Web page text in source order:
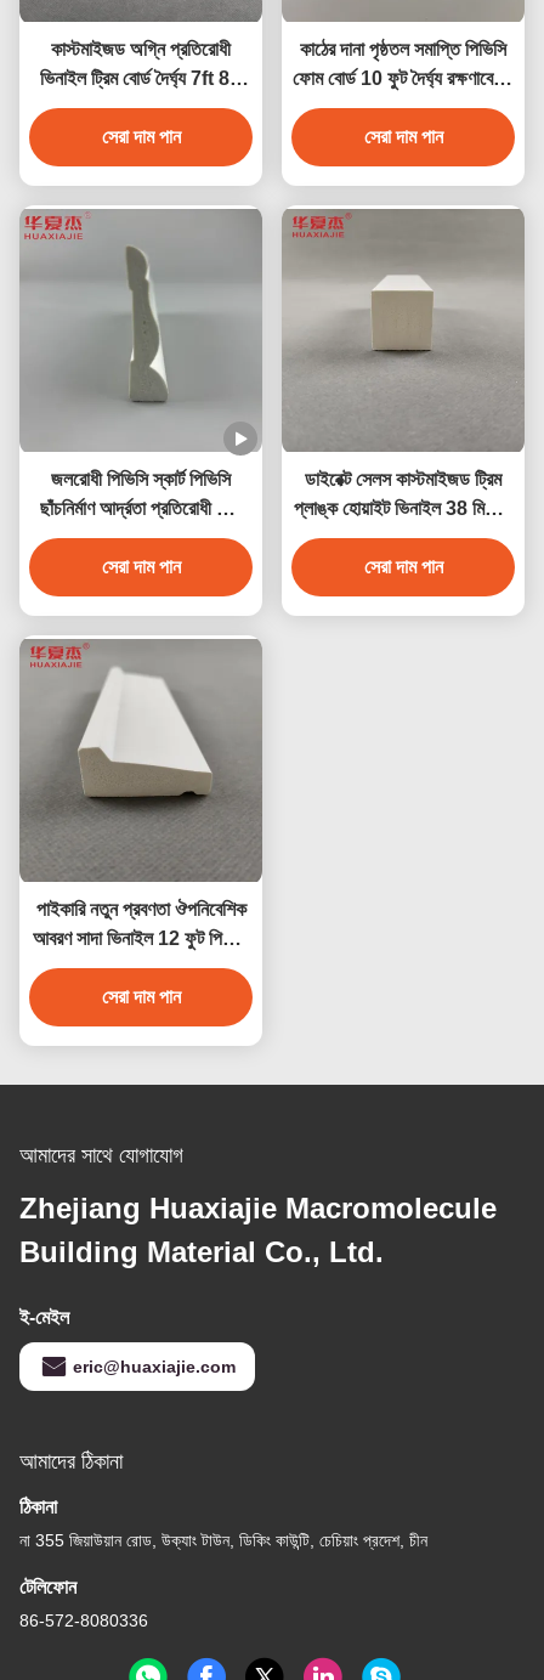
কাস্টমাইজড অগ্নি প্রতিরোধী
ভিনাইল ট্রিম বোর্ড দৈর্ঘ্য 7ft 8ft
10ft 12ft
সেরা দাম পান
কাঠের দানা পৃষ্ঠতল সমাপ্তি পিভিসি
ফোম বোর্ড 10 ফুট দৈর্ঘ্য রক্ষণাবেক্ষণ
বিনামূল্যে
সেরা দাম পান
জলরোধী পিভিসি স্কার্ট পিভিসি
ছাঁচনির্মাণ আর্দ্রতা প্রতিরোধী হোম
সজ্জা
সেরা দাম পান
ডাইরেক্ট সেলস কাস্টমাইজড ট্রিম
প্লাঙ্ক হোয়াইট ভিনাইল 38 মিমি x
39 মিমি পিভিসি মোল্ডিং ডেকোরেশন
প্রোফাইল ইনডোর/আউটডোর
সেরা দাম পান
পাইকারি নতুন প্রবণতা ঔপনিবেশিক
আবরণ সাদা ভিনাইল 12 ফুট পিভিসি
স্কার্টিং বোর্ড পিভিসি বেসবোর্ড
আলংকারিক উপাদান
সেরা দাম পান
আমাদের সাথে যোগাযোগ
Zhejiang Huaxiajie Macromolecule
Building Material Co., Ltd.
ই-মেইল
eric@huaxiajie.com
আমাদের ঠিকানা
ঠিকানা
না 355 জিয়াউয়ান রোড, উক্যাং টাউন, ডিকিং কাউন্টি, চেচিয়াং প্রদেশ, চীন
টেলিফোন
86-572-8080336